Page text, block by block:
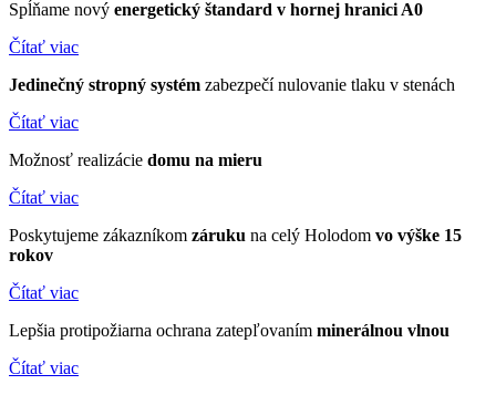
Spĺňame nový energetický štandard v hornej hranici A0
Čítať viac
Jedinečný stropný systém zabezpečí nulovanie tlaku v stenách
Čítať viac
Možnosť realizácie domu na mieru
Čítať viac
Poskytujeme zákazníkom záruku na celý Holodom vo výške 15
rokov
Čítať viac
Lepšia protipožiarna ochrana zatepľovaním minerálnou vlnou
Čítať viac